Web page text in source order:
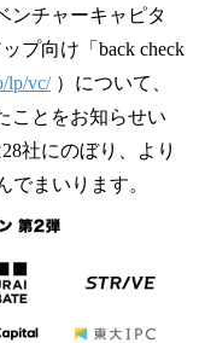
ンチャーキャピタ
プ向け「back check
lp/vc/）について、
ことをお知らせい
社にのぼり、より
でまいります。